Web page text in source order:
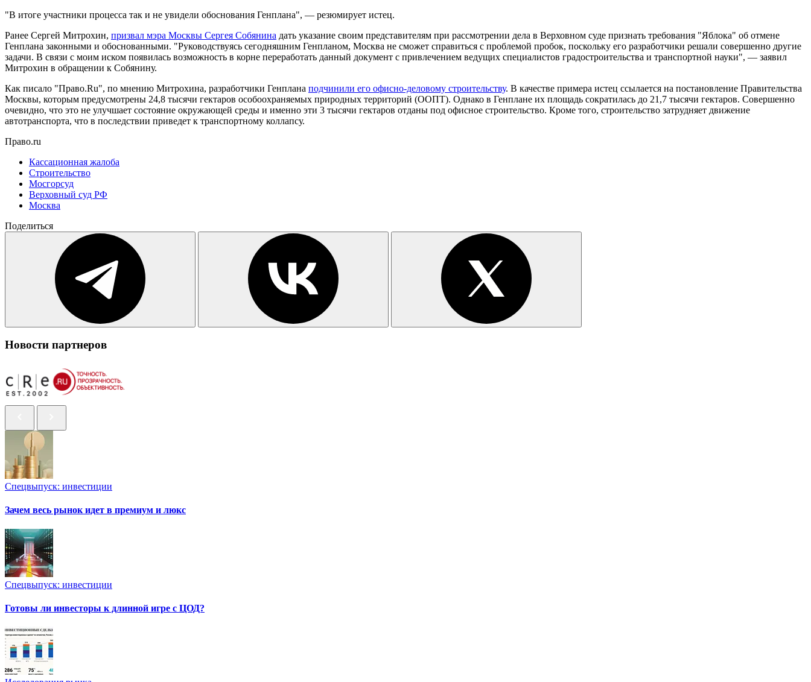
"В итоге участники процесса так и не увидели обоснования Генплана", — резюмирует истец.
Ранее Сергей Митрохин, призвал мэра Москвы Сергея Собянина дать указание своим представителям при рассмотрении дела в Верховном суде признать требования "Яблока" об отмене
Генплана законными и обоснованными. "Руководствуясь сегодняшним Генпланом, Москва не сможет справиться с проблемой пробок, поскольку его разработчики решали совершенно другие
задачи. В связи с моим иском появилась возможность в корне переработать данный документ с привлечением ведущих специалистов градостроительства и транспортной науки", — заявил
Митрохин в обращении к Собянину.
Как писало "Право.Ru", по мнению Митрохина, разработчики Генплана подчинили его офисно-деловому строительству. В качестве примера истец ссылается на постановление Правительства
Москвы, которым предусмотрены 24,8 тысячи гектаров особоохраняемых природных территорий (ООПТ). Однако в Генплане их площадь сократилась до 21,7 тысячи гектаров. Совершенно
очевидно, что это не улучшает состояние окружающей среды и именно эти 3 тысячи гектаров отданы под офисное строительство. Кроме того, строительство затрудняет движение
автотранспорта, что в последствии приведет к транспортному коллапсу.
Право.ru
Кассационная жалоба
Строительство
Мосгорсуд
Верховный суд РФ
Москва
Поделиться
Новости партнеров
Спецвыпуск: инвестиции
Зачем весь рынок идет в премиум и люкс
Спецвыпуск: инвестиции
Готовы ли инвесторы к длинной игре с ЦОД?